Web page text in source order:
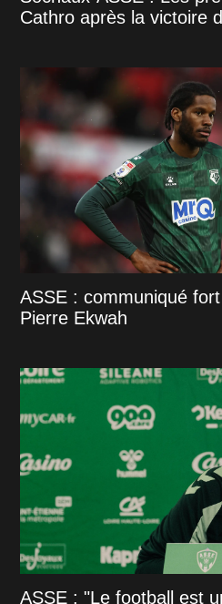
Cathro après la victoire
ASSE : communiqué
Pierre Ekwah
ASSE : "Le football est